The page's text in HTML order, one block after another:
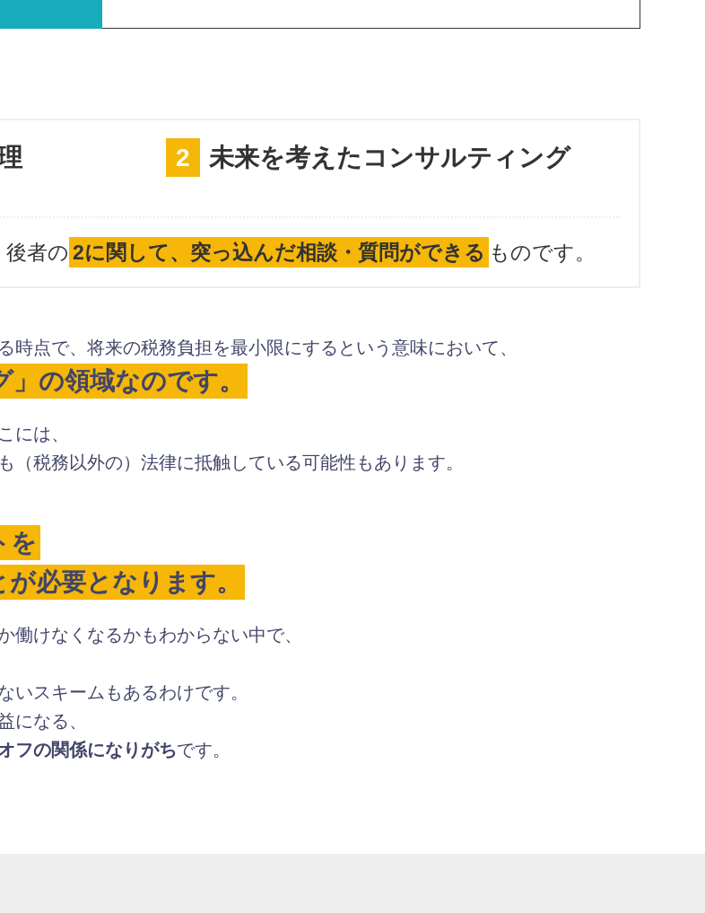
2 未来を考えたコンサルティング
者の 2に関して、突っ込んだ相談・質問ができる ものです。
点で、将来の税務負担を最小限にするという意味において、
の領域なのです。
には、
税務以外の）法律に抵触している可能性もあります。
を
必要となります。
けなくなるかもわからない中で、
いスキームもあるわけです。
になる、
フの関係になりがちです。